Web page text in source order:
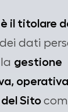
il titolare
dati
gestione
Sito